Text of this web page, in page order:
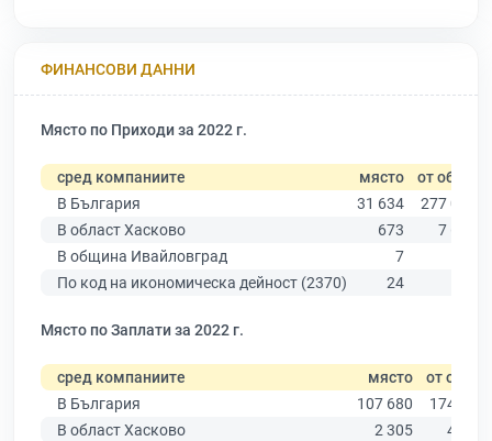
ФИНАНСОВИ ДАННИ
Място по Приходи за 2022 г.
сред компаниите място от общо
В България
31 634
277 019
В област Хасково
673
7 664
В община Ивайловград
7
По код на икономическа дейност (2370)
24
Място по Заплати за 2022 г.
сред компаниите място
от общо
В България
107 680
174 403
В област Хасково
2 305
4 585